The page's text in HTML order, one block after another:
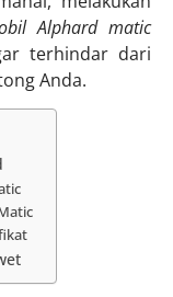
Alphard matic
terhindar dari
Anda.